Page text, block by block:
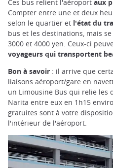
Ces bus relient l'aéroport aux
Compter entre une et deux
selon le quartier et l'état du
bus et les destinations, mais
3000 et 4000 yen. Ceux-ci
voyageurs qui transportent
Bon à savoir : il arrive que
liaisons aéroport/gare en
un Limousine Bus qui relie les
Narita entre eux en 1h15
gratuites sont à votre
l'intérieur de l'aéroport.